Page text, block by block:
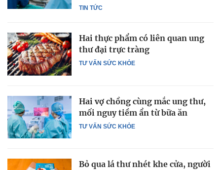
TIN TỨC
TƯ VẤN SỨC KHỎE
Hai thực phẩm có liên quan ung
thư đại trực tràng
TƯ VẤN SỨC KHỎE
Hai vợ chồng cùng mắc ung thư,
mối nguy tiềm ẩn từ bữa ăn
Bỏ qua lá thư nhét khe cửa, người